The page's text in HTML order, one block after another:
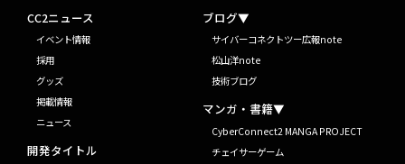
CC2ニュース
イベント情報
採用
グッズ
掲載情報
ニュース
開発タイトル
ブログ▼
サイバーコネクトツー広報note
松山洋note
技術ブログ
マンガ・書籍▼
CyberConnect2 MANGA PROJECT
チェイサーゲーム